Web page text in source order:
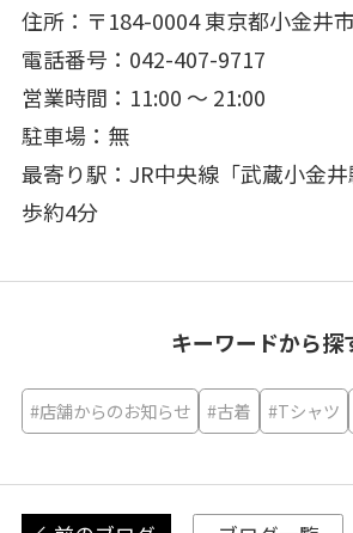
住所：〒184-0004 東京都小金井
電話番号：042-407-9717
営業時間：11:00 ～ 21:00
駐車場：無
最寄り駅：JR中央線「武蔵小金
歩約4分
キーワードから探
#店舗からのお知らせ #古着 #Tシャツ